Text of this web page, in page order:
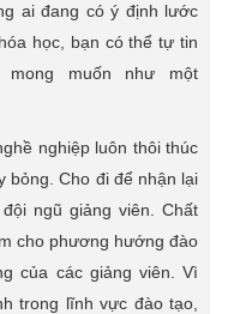
ai đang có ý định lước
học, bạn có thể tự tin
muốn như một
nghiệp luôn thôi thúc
bỏng. Cho đi để nhận lại
ngũ giảng viên. Chất
cho phương hướng đào
của các giảng viên. Vì
trong lĩnh vực đào tạo,